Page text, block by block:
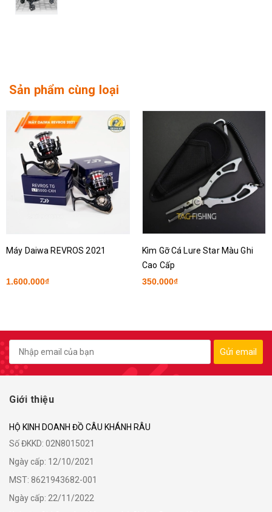
Sản phẩm cùng loại
Máy Daiwa REVROS 2021
1.600.000₫
Kìm Gỡ Cá Lure Star Màu Ghi
Cao Cấp
350.000₫
Gửi email
Giới thiệu
HỘ KINH DOANH ĐỒ CÂU KHÁNH RÂU
Số ĐKKD: 02N8015021
Ngày cấp: 12/10/2021
MST: 8621943682-001
Ngày cấp: 22/11/2022